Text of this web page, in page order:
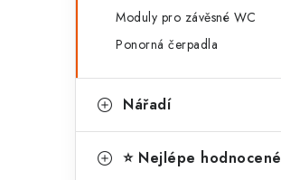
Moduly pro závěsné WC
Ponorná čerpadla
Nářadí
⭐ Nejlépe hodnocené